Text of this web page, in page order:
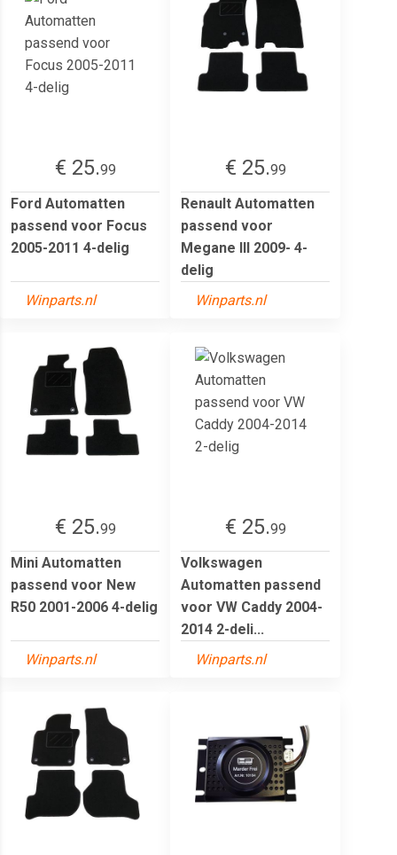
€ 25.99
Ford Automatten
passend voor Focus
2005-2011 4-delig
Winparts.nl
€ 25.99
Renault Automatten
passend voor
Megane III 2009- 4-
delig
Winparts.nl
€ 25.99
Mini Automatten
passend voor New
R50 2001-2006 4-delig
Winparts.nl
€ 25.99
Volkswagen
Automatten passend
voor VW Caddy 2004-
2014 2-deli...
Winparts.nl